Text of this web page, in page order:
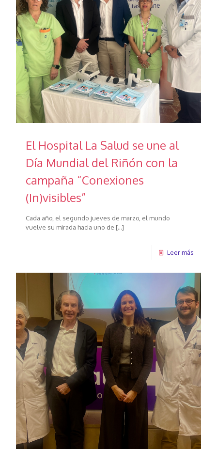
El Hospital La Salud se une al
Día Mundial del Riñón con la
campaña “Conexiones
(In)visibles”
Cada año, el segundo jueves de marzo, el mundo
vuelve su mirada hacia uno de […]
Leer más